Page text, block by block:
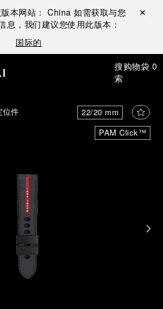
本网站： China 如需获取与您
息，我们建议您使用此版本：
国际的
关闭 ✕
搜
索
购物袋 0
PAM Click™
22/20 mm
位件